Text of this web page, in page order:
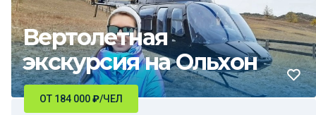
Вертолетная
экскурсия на Ольхон
ОТ 184 000₽/ЧЕЛ